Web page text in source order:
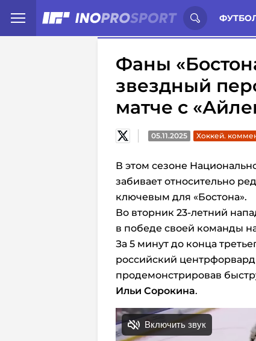
Иностранцы о спорте России:
Фаны
звездный
матче с
05.11.2025 Хоккей.
В этом сезоне
забивает относительно
ключевым для «Бостона».
Во вторник 23-летний
в победе своей команды
За 5 минут до конца
российский
продемонстрировав
Ильи Сорокина.